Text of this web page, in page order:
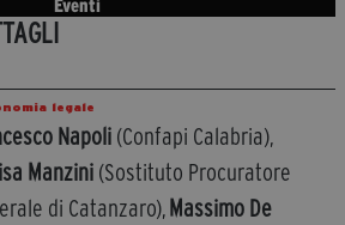
Civiche
Eventi
legale
Napoli (Confapi Calabria),
Manzini (Sostituto Procuratore
di Catanzaro), Massimo De